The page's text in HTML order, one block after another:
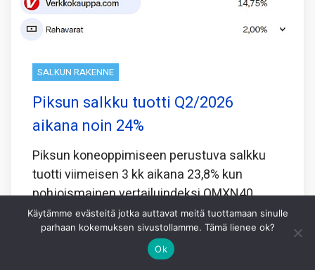
SALKUN RAKENNE
Piksun salkku tuotti Q2/2026
aikana noin 24%
Piksun koneoppimiseen perustuva salkku
tuotti viimeisen 3 kk aikana 23,8% kun
pohjoismainen vertailuindeksi OMXN40
tuotti samaan aikaan 2,6%.
Koneoppiminen laskee viimeisen 5 vuoden
perusteella minkälainen yhdistelmä
Käytämme evästeitä jotka auttavat meitä tuottamaan sinulle
parhaan kokemuksen sivustollamme. Tämä lienee ok?
Ok